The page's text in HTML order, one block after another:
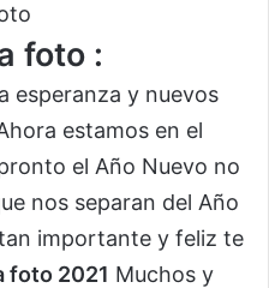
foto :
esperanza y nuevos
estamos en el
el Año Nuevo no
nos separan del Año
importante y feliz te
foto 2021 Muchos y